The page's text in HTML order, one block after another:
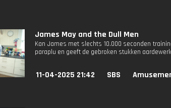
James May and the Dull Men
Kan James met slechts 10.000 seconden
paraplu en geeft de gebroken stukken
11-04-2025 21:42 SBS